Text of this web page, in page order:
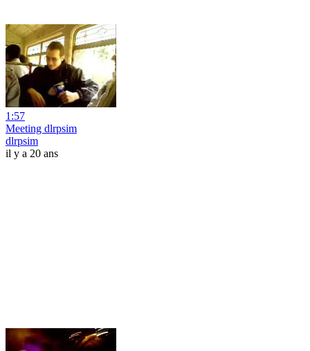
1:57
Meeting dlrpsim
dlrpsim
il y a 20 ans